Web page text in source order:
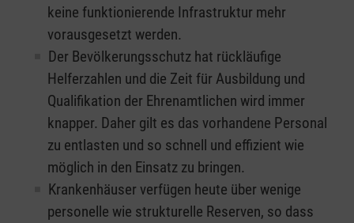
keine funktionierende Infrastruktur mehr
vorausgesetzt werden.
Der Bevölkerungsschutz hat rückläufige
Helferzahlen und die Zeit für Ausbildung und
Qualifikation der Ehrenamtlichen wird immer
knapper. Daher gilt es das vorhandene Personal
zu entlasten und so schnell und effizient wie
möglich in den Einsatz zu bringen.
Krankenhäuser verfügen heute über wenige
personelle wie strukturelle Reserven, so dass